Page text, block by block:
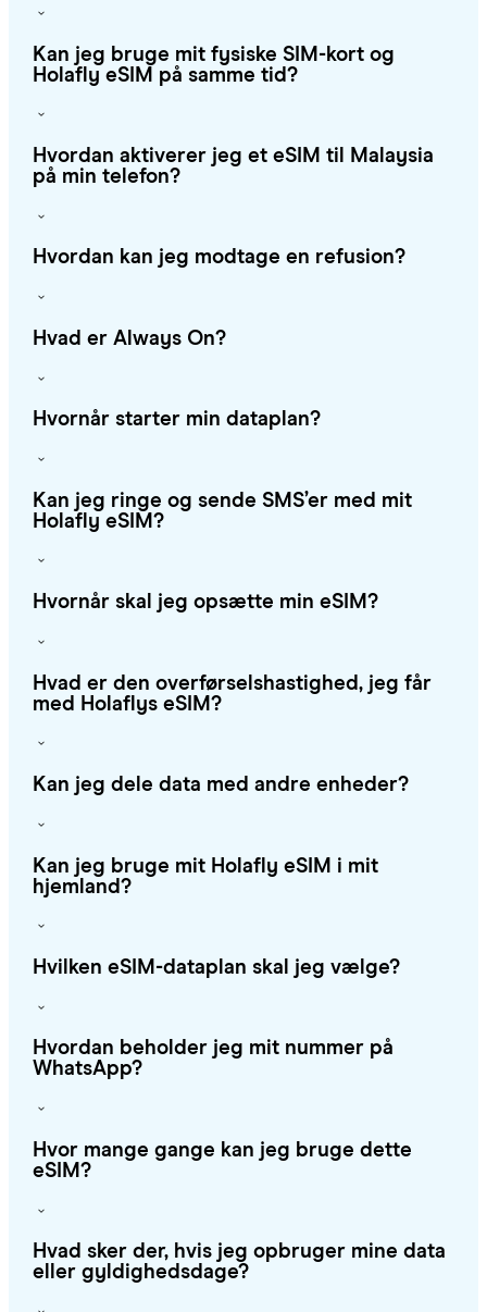
Kan jeg bruge mit fysiske SIM-kort og
Holafly eSIM på samme tid?
Hvordan aktiverer jeg et eSIM til Malaysia
på min telefon?
Hvordan kan jeg modtage en refusion?
Hvad er Always On?
Hvornår starter min dataplan?
Kan jeg ringe og sende SMS’er med mit
Holafly eSIM?
Hvornår skal jeg opsætte min eSIM?
Hvad er den overførselshastighed, jeg får
med Holaflys eSIM?
Kan jeg dele data med andre enheder?
Kan jeg bruge mit Holafly eSIM i mit
hjemland?
Hvilken eSIM-dataplan skal jeg vælge?
Hvordan beholder jeg mit nummer på
WhatsApp?
Hvor mange gange kan jeg bruge dette
eSIM?
Hvad sker der, hvis jeg opbruger mine data
eller gyldighedsdage?